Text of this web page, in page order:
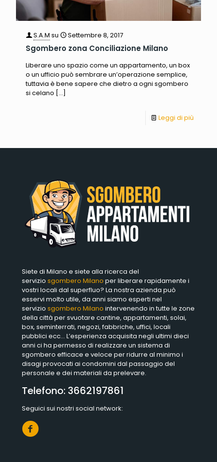
S.A.M su Settembre 8, 2017
Sgombero zona Conciliazione Milano
Liberare uno spazio come un appartamento, un box
o un ufficio può sembrare un’operazione semplice,
tuttavia è bene sapere che dietro a ogni sgombero
si celano […]
Leggi di più
Siete di Milano e siete alla ricerca del
servizio sgombero Milano per liberare rapidamente i
vostri locali dal superfluo? La nostra azienda può
esservi molto utile, da anni siamo esperti nel
servizio sgombero Milano intervenendo in tutte le zone
della città per svuotare cantine, appartamenti, solai,
box, seminterrati, negozi, fabbriche, uffici, locali
pubblici ecc… L’esperienza acquisita negli ultimi dieci
anni ci ha permesso di realizzare un sistema di
sgombero efficace e veloce per ridurre al minimo i
disagi provocati ai condomini dal passaggio del
personale e dei materiali da prelevare.
Telefono: 3662197861
Seguici sui nostri social network: